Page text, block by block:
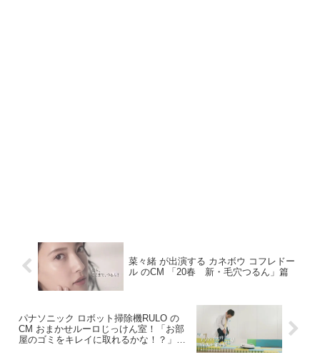
菜々緒 が出演する カネボウ コフレドー
ル のCM 「20春 新・毛穴つるん」篇
パナソニック ロボット掃除機RULO の
CM おまかせルーロじっけん室！「お部
屋のゴミをキレイに取れるかな！？」篇